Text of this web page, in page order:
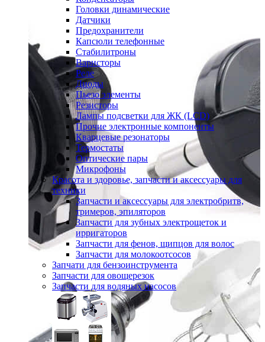
Головки динамические
Датчики
Предохранители
Капсюли телефонные
Стабилитроны
Варисторы
Реле
Диоды
Пьезо элементы
Резисторы
Лампы подсветки для ЖК (LCD)
Прочие электронные компоненты
Кварцевые резонаторы
Термостаты
Оптические пары
Микрофоны
Красота и здоровье, запчасти и аксессуары для
техники
Запчасти и аксессуары для электробритв,
тримеров, эпиляторов
Запчасти для зубных электрощеток и
ирригаторов
Запчасти для фенов, щипцов для волос
Запчасти для молокоотсосов
Запчати для бензоинструмента
Запчасти для овощерезок
Запчасти для водяных насосов